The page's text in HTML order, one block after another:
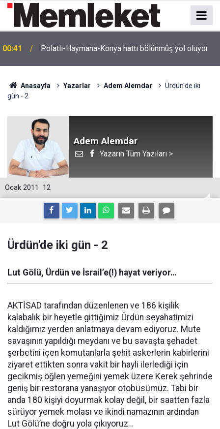
00:41 Polatlı-Haymana-Konya hattı bölünmüş yol oluyor
Anasayfa Yazarlar Adem Alemdar
Ürdün'de iki
gün - 2
Adem Alemdar
Yazarın Tüm Yazıları >
12
Ocak 2011
Ürdün'de iki gün - 2
Lut Gölü, Ürdün ve İsrail’e(!) hayat veriyor…
AKTİSAD tarafından düzenlenen ve 186 kişilik
kalabalık bir heyetle gittiğimiz Ürdün seyahatimizi
kaldığımız yerden anlatmaya devam ediyoruz. Mute
savaşının yapıldığı meydanı ve bu savaşta şehadet
şerbetini içen komutanlarla şehit askerlerin kabirlerini
ziyaret ettikten sonra vakit bir hayli ilerlediği için
gecikmiş öğlen yemeğini yemek üzere Kerek şehrinde
geniş bir restorana yanaşıyor otobüsümüz. Tabi bir
anda 180 kişiyi doyurmak kolay değil, bir saatten fazla
sürüyor yemek molası ve ikindi namazının ardından
Lut Gölü’ne doğru yola çıkıyoruz…